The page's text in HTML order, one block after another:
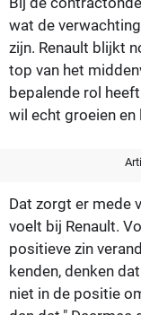
wat de
zijn. Renault blijkt
top van het
bepalende rol
wil echt groeien en
Dat zorgt er mede
voelt bij Renault.
positieve zin
kenden, denken
niet in de positie